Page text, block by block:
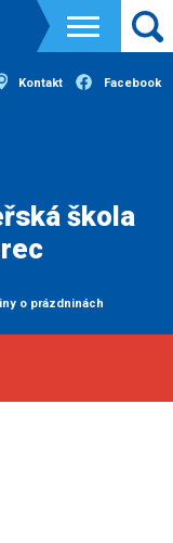
Kontakt Facebook
škola
o prázdninách